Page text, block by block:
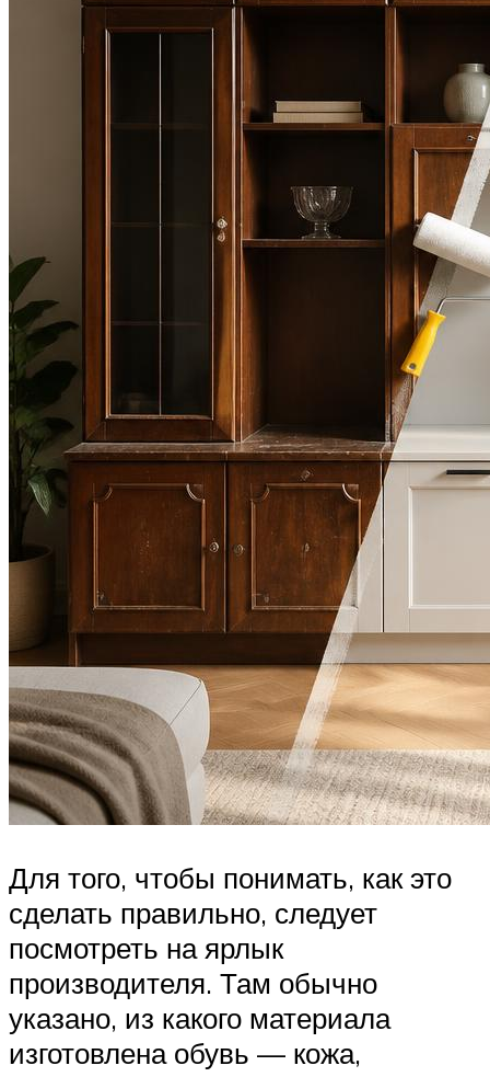
Для того, чтобы понимать, как это
сделать правильно, следует
посмотреть на ярлык
производителя. Там обычно
указано, из какого материала
изготовлена обувь — кожа,